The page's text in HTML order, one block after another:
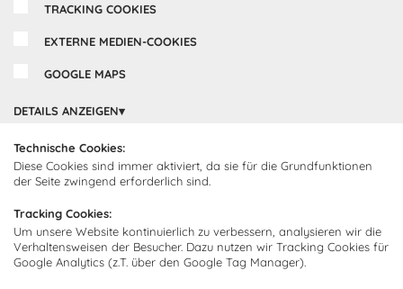
TRACKING COOKIES
EXTERNE MEDIEN-COOKIES
GOOGLE MAPS
DETAILS ANZEIGEN
Technische Cookies:
Diese Cookies sind immer aktiviert, da sie für die Grundfunktionen
der Seite zwingend erforderlich sind.
Tracking Cookies:
Um unsere Website kontinuierlich zu verbessern, analysieren wir die
Verhaltensweisen der Besucher. Dazu nutzen wir Tracking Cookies für
Google Analytics (z.T. über den Google Tag Manager).
FAQ
Kontakt
Lieferung
Montage
Newsletter abonnieren
Newsletter und empfangen Sie
Ich bin damit einverstanden, dass Cocooning24 mich regelmäßig
Diese Einwilligung kann jederzeit widerrufen werden. Einzelheiten
sind in derDatenschutzrichtliniezu finden.
Abonnieren